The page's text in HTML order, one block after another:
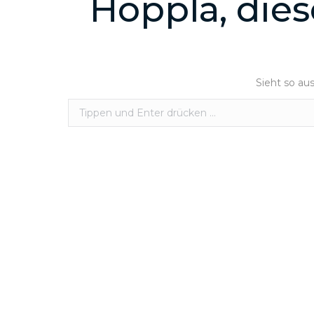
Hoppla,
Sieht so
Search: